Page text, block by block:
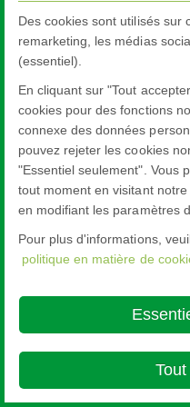
Des cookies sont utilisés sur
remarketing, les médias
(essentiel).
En cliquant sur "Tout
cookies pour des fonctions
connexe des données
pouvez rejeter les cookies
"Essentiel seulement". Vous
tout moment en visitant
en modifiant les paramètres
Pour plus d'informations,
politique en matière de